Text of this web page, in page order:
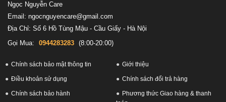
Ngọc Nguyễn Care
Email: ngocnguyencare@gmail.com
Địa Chỉ: Số 6 Hồ Tùng Mậu - Cầu Giấy - Hà Nội
Gọi Mua:
0944283283 (8:00-20:00)
Chính sách bảo mật thông tin Giới thiệu
Điều khoản sử dụng Chính sách đổi trả hàng
Chính sách bảo hành
Phương thức Giao hàng & thanh